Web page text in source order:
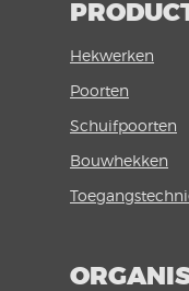
Hekwerken
Poorten
Schuifpoorten
Bouwhekken